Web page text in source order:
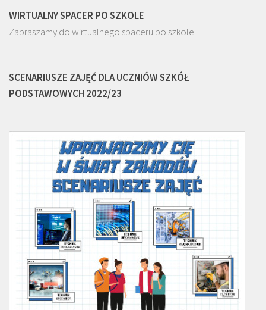
WIRTUALNY SPACER PO SZKOLE
Zapraszamy do wirtualnego spaceru po szkole
SCENARIUSZE ZAJĘĆ DLA UCZNIÓW SZKÓŁ
PODSTAWOWYCH 2022/23